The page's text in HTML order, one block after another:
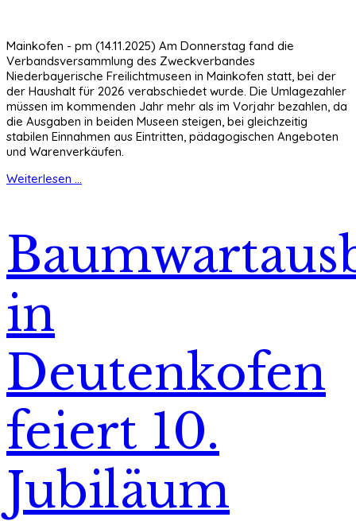
Mainkofen - pm (14.11.2025) Am Donnerstag fand die
Verbandsversammlung des Zweckverbandes
Niederbayerische Freilichtmuseen in Mainkofen statt, bei der
der Haushalt für 2026 verabschiedet wurde. Die Umlagezahler
müssen im kommenden Jahr mehr als im Vorjahr bezahlen, da
die Ausgaben in beiden Museen steigen, bei gleichzeitig
stabilen Einnahmen aus Eintritten, pädagogischen Angeboten
und Warenverkäufen.
Weiterlesen ...
in
Deutenkofen
feiert 10.
Jubiläum